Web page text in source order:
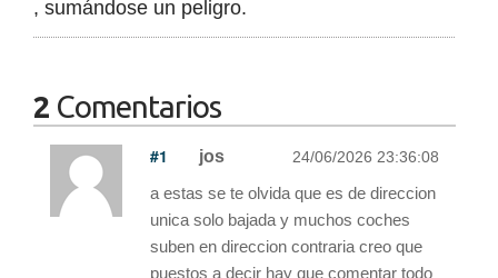
, sumándose un peligro.
2 Comentarios
#1 jos 24/06/2026 23:36:08
a estas se te olvida que es de direccion
unica solo bajada y muchos coches
suben en direccion contraria creo que
puestos a decir hay que comentar todo